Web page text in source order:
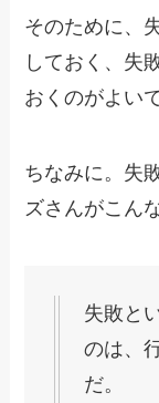
そのために、
しておく、失
おくのがよい
ちなみに。失
ズさんがこん
失敗と
のは、
だ。